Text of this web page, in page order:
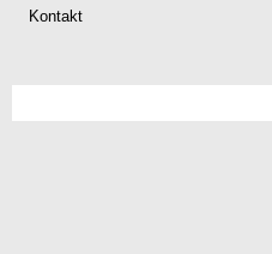
Kontakt